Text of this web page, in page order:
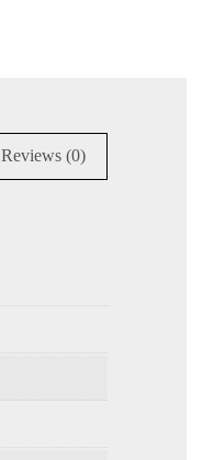
Reviews (0)